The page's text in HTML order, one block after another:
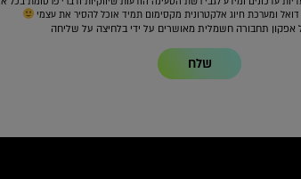
אפקון תחבורה חשמלית מאושרים על ידי בלחיצה על שליחה
שלח